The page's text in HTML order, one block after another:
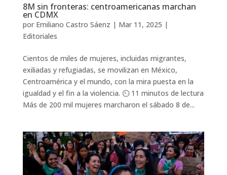
8M sin fronteras: centroamericanas marchan
en CDMX
por Emiliano Castro Sáenz | Mar 11, 2025 |
Editoriales
Cientos de miles de mujeres, incluidas migrantes,
exiliadas y refugiadas, se movilizan en México,
Centroamérica y el mundo, con la mira puesta en la
igualdad y el fin a la violencia. ⏲️ 11 minutos de lectura
Más de 200 mil mujeres marcharon el sábado 8 de...